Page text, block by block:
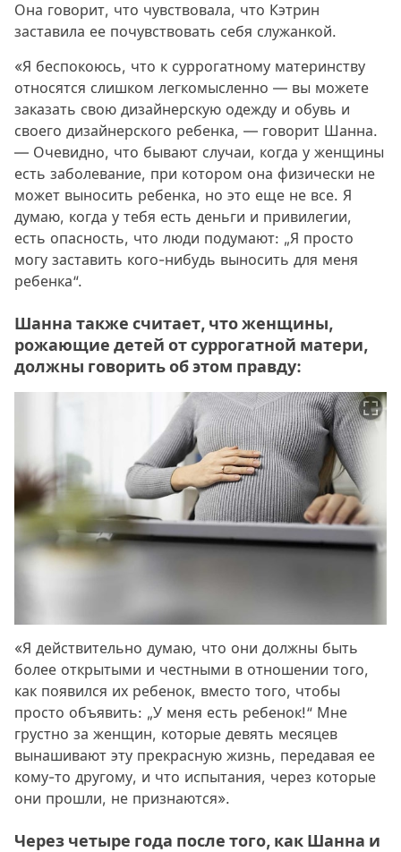
Она говорит, что чувствовала, что Кэтрин
заставила ее почувствовать себя служанкой.
«Я беспокоюсь, что к суррогатному материнству
относятся слишком легкомысленно — вы можете
заказать свою дизайнерскую одежду и обувь и
своего дизайнерского ребенка, — говорит Шанна.
— Очевидно, что бывают случаи, когда у женщины
есть заболевание, при котором она физически не
может выносить ребенка, но это еще не все. Я
думаю, когда у тебя есть деньги и привилегии,
есть опасность, что люди подумают: „Я просто
могу заставить кого-нибудь выносить для меня
ребенка“.
Шанна также считает, что женщины,
рожающие детей от суррогатной матери,
должны говорить об этом правду:
«Я действительно думаю, что они должны быть
более открытыми и честными в отношении того,
как появился их ребенок, вместо того, чтобы
просто объявить: „У меня есть ребенок!“ Мне
грустно за женщин, которые девять месяцев
вынашивают эту прекрасную жизнь, передавая ее
кому-то другому, и что испытания, через которые
они прошли, не признаются».
Через четыре года после того, как Шанна и